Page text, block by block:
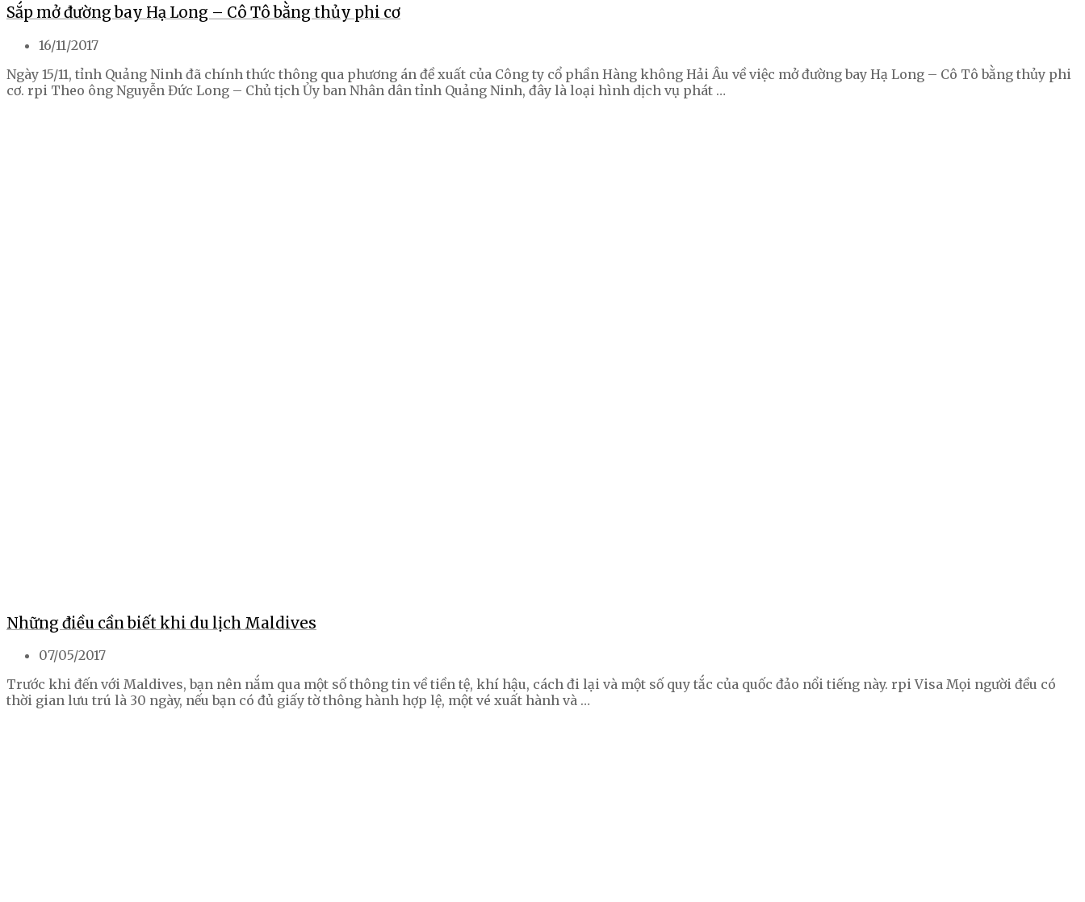
Sắp mở đường bay Hạ Long – Cô Tô bằng thủy phi cơ
16/11/2017
Ngày 15/11, tỉnh Quảng Ninh đã chính thức thông qua phương án đề xuất của Công ty cổ phần Hàng không Hải Âu về việc mở đường bay Hạ Long – Cô Tô bằng thủy phi
cơ. rpi Theo ông Nguyễn Đức Long – Chủ tịch Ủy ban Nhân dân tỉnh Quảng Ninh, đây là loại hình dịch vụ phát …
Những điều cần biết khi du lịch Maldives
07/05/2017
Trước khi đến với Maldives, bạn nên nắm qua một số thông tin về tiền tệ, khí hậu, cách đi lại và một số quy tắc của quốc đảo nổi tiếng này. rpi Visa Mọi người đều có
thời gian lưu trú là 30 ngày, nếu bạn có đủ giấy tờ thông hành hợp lệ, một vé xuất hành và …